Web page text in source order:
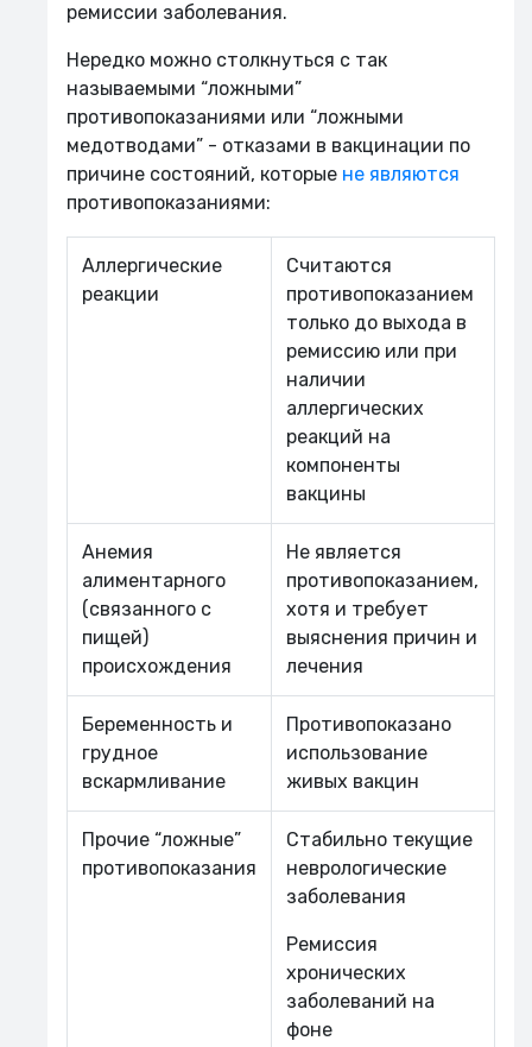
ремиссии заболевания.
Нередко можно столкнуться с так
называемыми “ложными”
противопоказаниями или “ложными
медотводами” - отказами в вакцинации по
причине состояний, которые не являются
противопоказаниями:
Аллергические
реакции
Считаются
противопоказанием
только до выхода в
ремиссию или при
наличии
аллергических
реакций на
компоненты
вакцины
Анемия
алиментарного
(связанного с
пищей)
происхождения
Не является
противопоказанием,
хотя и требует
выяснения причин и
лечения
Беременность и
грудное
вскармливание
Противопоказано
использование
живых вакцин
Прочие “ложные”
противопоказания
Стабильно текущие
неврологические
заболевания
Ремиссия
хронических
заболеваний на
фоне